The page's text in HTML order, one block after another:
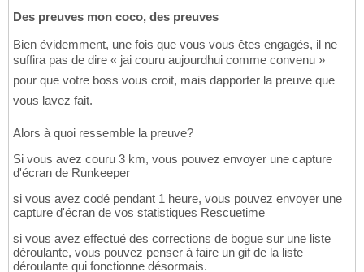
Des preuves mon coco, des preuves
Bien évidemment, une fois que vous vous êtes engagés, il ne
suffira pas de dire « jai couru aujourdhui comme convenu »
pour que votre boss vous croit, mais dapporter la preuve que
vous lavez fait.
Alors à quoi ressemble la preuve?
Si vous avez couru 3 km, vous pouvez envoyer une capture
d'écran de Runkeeper
si vous avez codé pendant 1 heure, vous pouvez envoyer une
capture d'écran de vos statistiques Rescuetime
si vous avez effectué des corrections de bogue sur une liste
déroulante, vous pouvez penser à faire un gif de la liste
déroulante qui fonctionne désormais.